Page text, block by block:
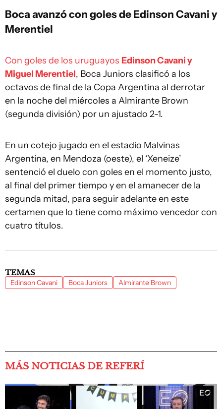
Boca avanzó con goles de Edinson Cavani y
Merentiel
Con goles de los uruguayos Edinson Cavani y
Miguel Merentiel, Boca Juniors clasificó a los
octavos de final de la Copa Argentina al derrotar
en la noche del miércoles a Almirante Brown
(segunda división) por un ajustado 2-1.
En un cotejo jugado en el estadio Malvinas
Argentina, en Mendoza (oeste), el ‘Xeneize’
sentenció el duelo con goles en el momento justo,
al final del primer tiempo y en el amanecer de la
segunda mitad, para seguir adelante en este
certamen que lo tiene como máximo vencedor con
cuatro títulos.
TEMAS
Edinson Cavani Boca Juniors Almirante Brown
MÁS NOTICIAS DE REFERÍ